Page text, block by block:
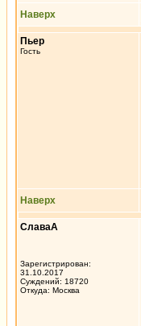
Наверх
Пьер
Гость
Наверх
СлаваА
Зарегистрирован:
31.10.2017
Суждений: 18720
Откуда: Москва